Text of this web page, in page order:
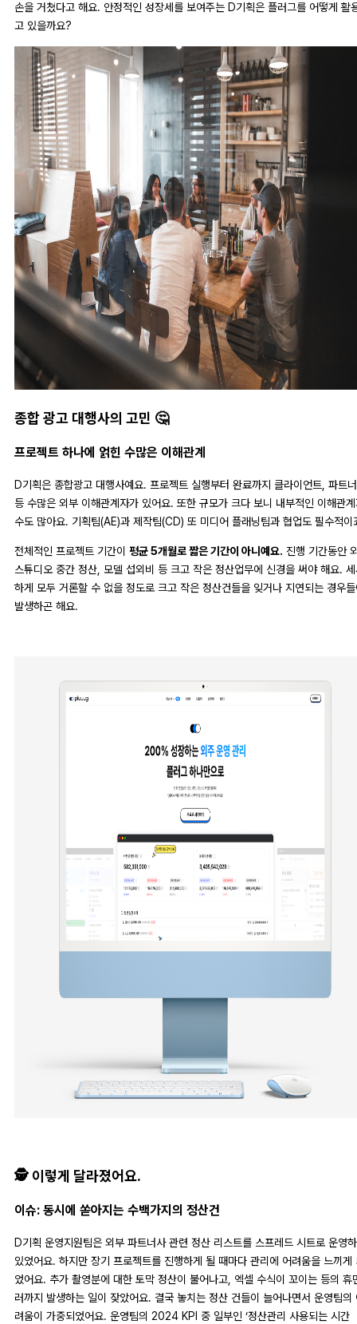
손을 거쳤다고 해요. 안정적인 성장세를 보여주는 D기획은 플러그를 어떻게 활
고 있을까요?
종합 광고 대행사의 고민 🤔
프로젝트 하나에 얽힌 수많은 이해관계
D기획은 종합광고 대행사예요. 프로젝트 실행부터 완료까지 클라이언트, 파트
등 수많은 외부 이해관계자가 있어요. 또한 규모가 크다 보니 내부적인 이해관
수도 많아요. 기획팀(AE)과 제작팀(CD) 또 미디어 플래닝팀과 협업도 필수적이
전체적인 프로젝트 기간이 평균 5개월로 짧은 기간이 아니예요. 진행 기간동안
스튜디오 중간 정산, 모델 섭외비 등 크고 작은 정산업무에 신경을 써야 해요.
하게 모두 거론할 수 없을 정도로 크고 작은 정산건들을 잊거나 지연되는 경우
발생하곤 해요.
🕵️ 이렇게 달라졌어요.
이슈: 동시에 쏟아지는 수백가지의 정산건
D기획 운영지원팀은 외부 파트너사 관련 정산 리스트를 스프레드 시트로 운영
있었어요. 하지만 장기 프로젝트를 진행하게 될 때마다 관리에 어려움을 느끼게
었어요. 추가 촬영분에 대한 토막 정산이 불어나고, 엑셀 수식이 꼬이는 등의 휴
러까지 발생하는 일이 잦았어요. 결국 놓치는 정산 건들이 늘어나면서 운영팀의
려움이 가중되었어요. 운영팀의 2024 KPI 중 일부인 ‘정산관리 사용되는 시간